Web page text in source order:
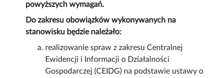
powyższych wymagań.
Do zakresu obowiązków wykonywanych na
stanowisku będzie należało:
realizowanie spraw z zakresu Centralnej
Ewidencji i Informacji o Działalności
Gospodarczej (CEIDG) na podstawie ustawy o